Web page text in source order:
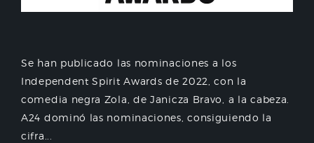
Se han publicado las nominaciones a los
Independent Spirit Awards de 2022, con la
comedia negra Zola, de Janicza Bravo, a la cabeza.
A24 dominó las nominaciones, consiguiendo la
cifra...